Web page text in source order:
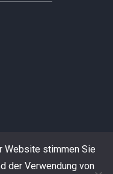
Website stimmen Sie
der Verwendung von